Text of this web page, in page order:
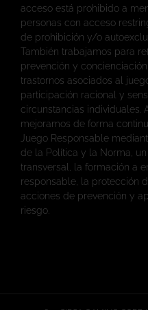
acceso está prohibido a
personas con acceso
de prohibición y/o
También trabajamos para
prevención y
trastornos asociados al
participación racional y
circunstancias individuales.
mejoramos de forma
Juego Responsable
de la Política y la Norma,
transversal, la formación a
responsable, la protección
acciones de prevención y
riesgo.